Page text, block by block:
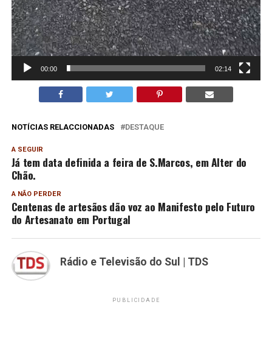
00:00 02:14
NOTÍCIAS RELACCIONADAS DESTAQUE
A SEGUIR
Já tem data definida a feira de S.Marcos, em Alter do
Chão.
A NÃO PERDER
Centenas de artesãos dão voz ao Manifesto pelo Futuro
do Artesanato em Portugal
Rádio e Televisão do Sul | TDS
PUBLICIDADE